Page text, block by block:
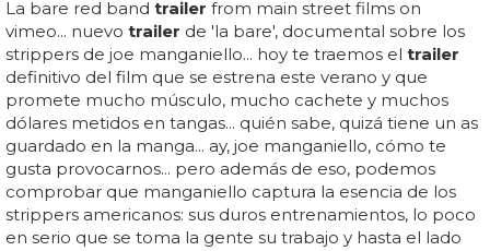
La bare red band trailer from main street films on
vimeo... nuevo trailer de 'la bare', documental sobre los
strippers de joe manganiello... hoy te traemos el trailer
definitivo del film que se estrena este verano y que
promete mucho músculo, mucho cachete y muchos
dólares metidos en tangas... quién sabe, quizá tiene un as
guardado en la manga... ay, joe manganiello, cómo te
gusta provocarnos... pero además de eso, podemos
comprobar que manganiello captura la esencia de los
strippers americanos: sus duros entrenamientos, lo poco
en serio que se toma la gente su trabajo y hasta el lado